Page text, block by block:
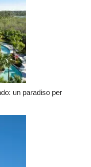
un paradiso per